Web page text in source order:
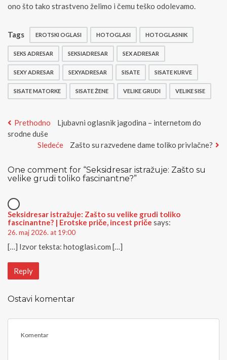
ono što tako strastveno želimo i čemu teško odolevamo.
Tags EROTSKI OGLASI HOTOGLASI HOTOGLASNIK
SEKS ADRESAR SEKSIADRESAR SEX ADRESAR
SEXY ADRESAR SEXYADRESAR SISATE SISATE KURVE
SISATE MATORKE SISATE ŽENE VELIKE GRUDI VELIKE SISE
Kretanje
članka
Prethodno
Previous
Ljubavni oglasnik jagodina – internetom do
srodne duše
Sledeće
Next
Zašto su razvedene dame toliko privlačne?
One comment for “Seksidresar istražuje: Zašto su
velike grudi toliko fascinantne?”
Seksidresar istražuje: Zašto su velike grudi toliko
fascinantne? | Erotske priče, incest priče says:
26. maj 2026. at 19:00
[…] Izvor teksta: hotoglasi.com […]
Reply
Ostavi komentar